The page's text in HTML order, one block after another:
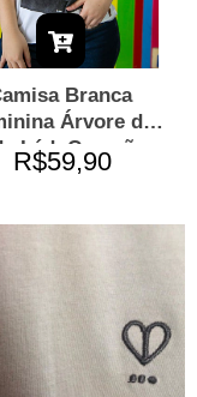
Branca
Árvore da
LádoCoração
R$59,90